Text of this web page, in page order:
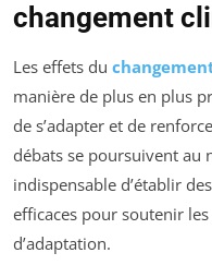
changement
Les effets du
manière de plus en plus
de s’adapter et de
débats se poursuivent au
indispensable d’établir des
efficaces pour soutenir
d’adaptation.